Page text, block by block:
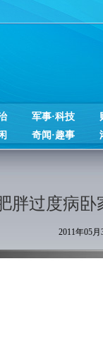
军事·科技
奇闻·趣事
胖过度病卧
2011年05